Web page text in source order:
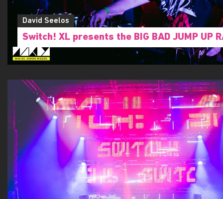
David Seelos
Switch! XL presents the BIG BAD JUMP UP